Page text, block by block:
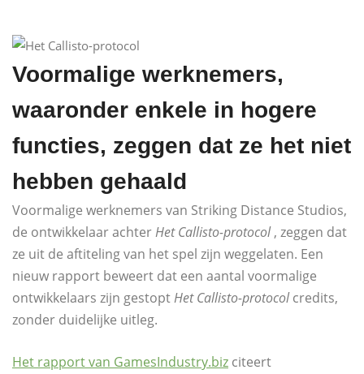
Voormalige werknemers,
waaronder enkele in hogere
functies, zeggen dat ze het niet
hebben gehaald
Voormalige werknemers van Striking Distance Studios,
de ontwikkelaar achterHet Callisto-protocol, zeggen dat
ze uit de aftiteling van het spel zijn weggelaten. Een
nieuw rapport beweert dat een aantal voormalige
ontwikkelaars zijn gestoptHet Callisto-protocolcredits,
zonder duidelijke uitleg.
Het rapport van GamesIndustry.biz citeert